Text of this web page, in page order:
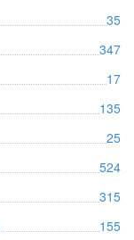
35
347
17
135
25
524
315
155